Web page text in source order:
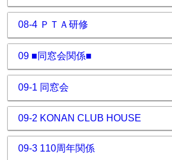
08-4 ＰＴＡ研修
09 ■同窓会関係■
09-1 同窓会
09-2 KONAN CLUB HOUSE
09-3 110周年関係